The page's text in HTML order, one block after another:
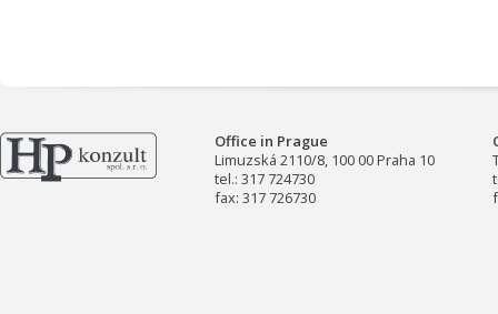
Office in Prague
Limuzská 2110/8, 100 00 Praha 10
tel.: 317 724730
fax: 317 726730